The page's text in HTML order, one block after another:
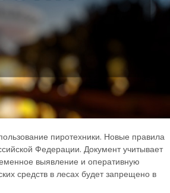
пиротехники. Новые правила
Федерации. Документ учитывает
выявление и оперативную
средств в лесах будет запрещено в